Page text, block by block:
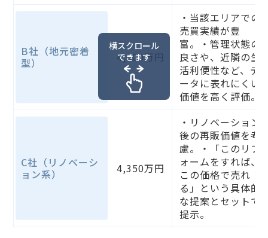
B社（地元密着
型）
4,500万円
・当該エリアでの
売買実績が豊
富。・管理状態の
良さや、近隣の生
活利便性など、デ
ータに表れにくい
価値を高く評価。
C社（リノベーシ
ョン系）
4,350万円
・リノベーション
後の再販価値を考
慮。・「このリフ
ォームをすれば、
この価格で売れ
る」という具体的
な提案とセットで
提示。
横スクロール
できます